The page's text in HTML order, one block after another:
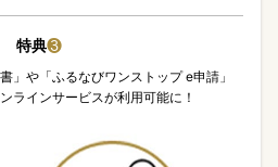
特典❸
」や「ふるなびワンストップ e申請」
ラインサービスが利用可能に！